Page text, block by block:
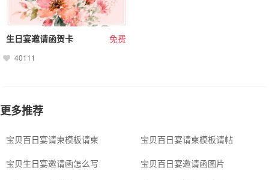
生日宴邀请函贺卡 免费
40111
更多推荐
宝贝百日宴请柬模板请柬
宝贝百日宴请柬模板请帖
宝贝生日宴邀请函怎么写
宝贝百日宴邀请函图片